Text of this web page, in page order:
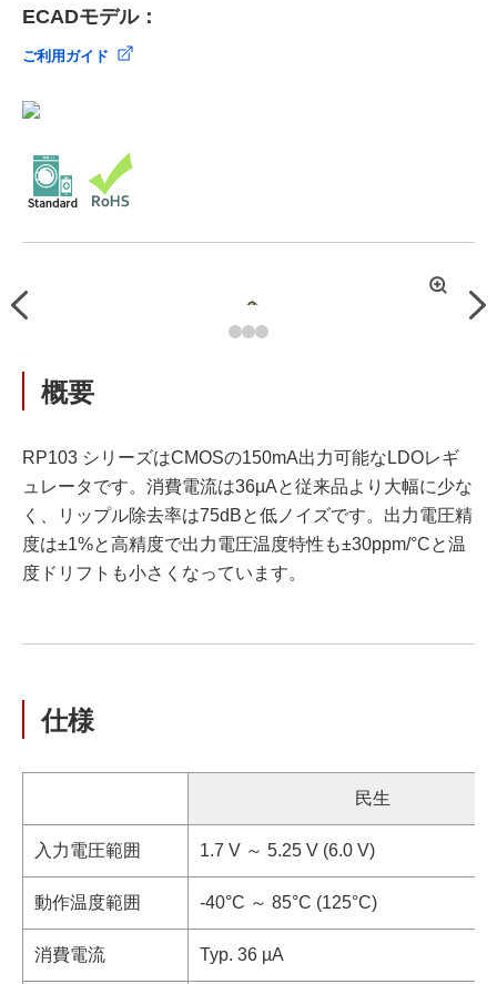
ECADモデル：
ご利用ガイド
Previous
拡
概要
RP103 シリーズはCMOSの150mA出力可能なLDOレギ
ュレータです。消費電流は36µAと従来品より大幅に少な
く、リップル除去率は75dBと低ノイズです。出力電圧精
度は±1%と高精度で出力電圧温度特性も±30ppm/°Cと温
度ドリフトも小さくなっています。
仕様
民生
入力電圧範囲 1.7 V ～ 5.25 V (6.0 V)
動作温度範囲 -40°C ～ 85°C (125°C)
消費電流 Typ. 36 µA